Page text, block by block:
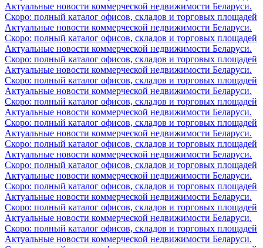
Актуальные новости коммерческой недвижимости Беларуси.
Скоро: полный каталог офисов, складов и торговых площадей
Актуальные новости коммерческой недвижимости Беларуси.
Скоро: полный каталог офисов, складов и торговых площадей
Актуальные новости коммерческой недвижимости Беларуси.
Скоро: полный каталог офисов, складов и торговых площадей
Актуальные новости коммерческой недвижимости Беларуси.
Скоро: полный каталог офисов, складов и торговых площадей
Актуальные новости коммерческой недвижимости Беларуси.
Скоро: полный каталог офисов, складов и торговых площадей
Актуальные новости коммерческой недвижимости Беларуси.
Скоро: полный каталог офисов, складов и торговых площадей
Актуальные новости коммерческой недвижимости Беларуси.
Скоро: полный каталог офисов, складов и торговых площадей
Актуальные новости коммерческой недвижимости Беларуси.
Скоро: полный каталог офисов, складов и торговых площадей
Актуальные новости коммерческой недвижимости Беларуси.
Скоро: полный каталог офисов, складов и торговых площадей
Актуальные новости коммерческой недвижимости Беларуси.
Скоро: полный каталог офисов, складов и торговых площадей
Актуальные новости коммерческой недвижимости Беларуси.
Скоро: полный каталог офисов, складов и торговых площадей
Актуальные новости коммерческой недвижимости Беларуси.